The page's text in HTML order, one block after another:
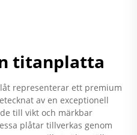
titanplatta
representerar ett premium
av en exceptionell
till vikt och märkbar
plåtar tillverkas genom